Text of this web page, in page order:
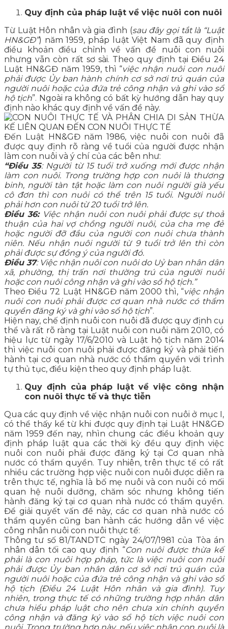
Quy định của pháp luật về việc nuôi con nuôi
Từ Luật Hôn nhân và gia đình (sau đây gọi tắt là “Luật
HN&GĐ”) năm 1959, pháp luật Việt Nam đã quy định
điều khoản điều chỉnh về vấn đề nuôi con nuôi
nhưng vẫn còn rất sơ sài. Theo quy định tại Điều 24
Luật HN&GĐ năm 1959, thì “việc nhận nuôi con nuôi
phải được Ủy ban hành chính cơ sở nơi trú quán của
người nuôi hoặc của đứa trẻ công nhận và ghi vào sổ
hộ tịch”. Ngoài ra không có bất kỳ hướng dẫn hay quy
định nào khác quy định về vấn đề này.
Đến Luật HN&GĐ năm 1986, việc nuôi con nuôi đã
được quy định rõ ràng về tuổi của người được nhận
làm con nuôi và ý chí của các bên như:
“Điều 35: Người từ 15 tuổi trở xuống mới được nhận
làm con nuôi. Trong trường hợp con nuôi là thương
binh, người tàn tật hoặc làm con nuôi người già yếu
cô đơn thì con nuôi có thể trên 15 tuổi. Người nuôi
phải hơn con nuôi từ 20 tuổi trở lên.
Điều 36: Việc nhận nuôi con nuôi phải được sự thoả
thuận của hai vợ chồng người nuôi, của cha mẹ đẻ
hoặc người đỡ đầu của người con nuôi chưa thành
niên. Nếu nhận nuôi người từ 9 tuổi trở lên thì còn
phải được sự đồng ý của người đó.
Điều 37: Việc nhận nuôi con nuôi do Uỷ ban nhân dân
xã, phường, thị trấn nơi thường trú của người nuôi
hoặc con nuôi công nhận và ghi vào sổ hộ tịch.”
Theo Điều 72 Luật HN&GĐ năm 2000 thì, “việc nhận
nuôi con nuôi phải được cơ quan nhà nước có thẩm
quyền đăng ký và ghi vào sổ hộ tịch”.
Hiện nay, chế định nuôi con nuôi đã được quy định cụ
thể và rất rõ ràng tại Luật nuôi con nuôi năm 2010, có
hiệu lực từ ngày 17/6/2010 và Luật hộ tịch năm 2014
thì việc nuôi con nuôi phải được đăng ký và phải tiến
hành tại cơ quan nhà nước có thẩm quyền với trình
tự thủ tục, điều kiện theo quy định pháp luật.
Quy định của pháp luật về việc công nhận
con nuôi thực tế và thực tiễn
Qua các quy định về việc nhận nuôi con nuôi ở mục I,
có thể thấy kể từ khi được quy định tại Luật HN&GĐ
năm 1959 đến nay, nhìn chung các điều khoản quy
định pháp luật qua các thời kỳ đều quy định việc
nuôi con nuôi phải được đăng ký tại Cơ quan nhà
nước có thẩm quyền. Tuy nhiên, trên thực tế có rất
nhiều các trường hợp việc nuôi con nuôi được diễn ra
trên thực tế, nghĩa là bố mẹ nuôi và con nuôi có mối
quan hệ nuôi dưỡng, chăm sóc nhưng không tiến
hành đăng ký tại cơ quan nhà nước có thẩm quyền.
Để giải quyết vấn đề này, các cơ quan nhà nước có
thẩm quyền cũng ban hành các hướng dẫn về việc
công nhân nuôi con nuôi thực tế:
Thông tư số 81/TANDTC ngày 24/07/1981 của Tòa án
nhân dân tối cao quy định “Con nuôi được thừa kế
phải là con nuôi hợp pháp, tức là việc nuôi con nuôi
phải được Ủy ban nhân dân cơ sở nơi trú quán của
người nuôi hoặc của đứa trẻ công nhận và ghi vào sổ
hộ tịch (Điều 24 Luật Hôn nhân và gia đình). Tuy
nhiên, trong thực tế có những trường hợp nhân dân
chưa hiểu pháp luật cho nên chưa xin chính quyền
công nhận và đăng ký vào sổ hộ tích việc nuôi con
nuôi. Trong trường hợp này, nếu việc nhận con nuôi là